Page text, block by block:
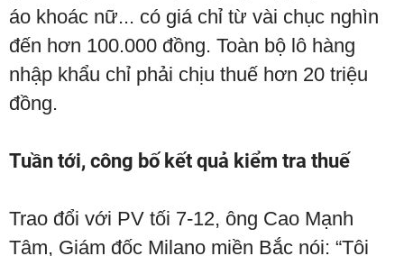
áo khoác nữ... có giá chỉ từ vài chục nghìn
đến hơn 100.000 đồng. Toàn bộ lô hàng
nhập khẩu chỉ phải chịu thuế hơn 20 triệu
đồng.
Tuần tới, công bố kết quả kiểm tra thuế
Trao đổi với PV tối 7-12, ông Cao Mạnh
Tâm, Giám đốc Milano miền Bắc nói: “Tôi